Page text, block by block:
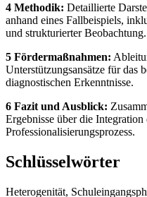
4 Methodik: Detaillierte
anhand eines Fallbeispiels,
und strukturierter Beobachtung.
5 Fördermaßnahmen:
Unterstützungsansätze für das
diagnostischen Erkenntnisse.
6 Fazit und Ausblick:
Ergebnisse über die
Professionalisierungsprozess.
Schlüsselwörter
Heterogenität,